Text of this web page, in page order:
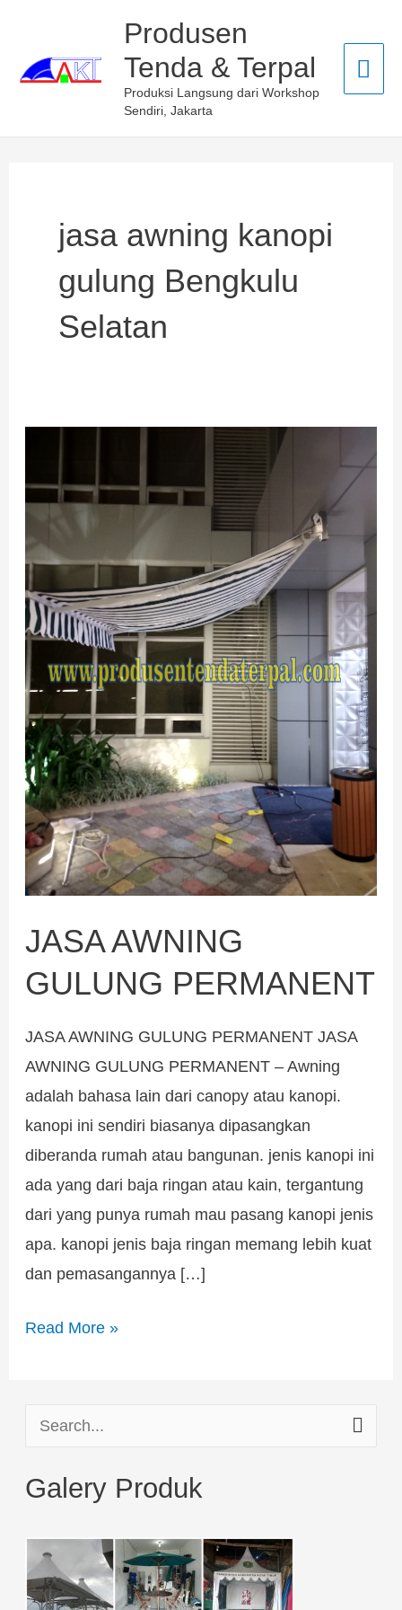
content
Produsen
Tenda & Terpal
Produksi Langsung dari Workshop
Sendiri, Jakarta
jasa awning kanopi
gulung Bengkulu
Selatan
JASA AWNING
GULUNG PERMANENT
JASA AWNING GULUNG PERMANENT JASA
AWNING GULUNG PERMANENT – Awning
adalah bahasa lain dari canopy atau kanopi.
kanopi ini sendiri biasanya dipasangkan
diberanda rumah atau bangunan. jenis kanopi ini
ada yang dari baja ringan atau kain, tergantung
dari yang punya rumah mau pasang kanopi jenis
apa. kanopi jenis baja ringan memang lebih kuat
dan pemasangannya […]
GULUNG
PERMANENT
Read More »
a
h
Galery Produk